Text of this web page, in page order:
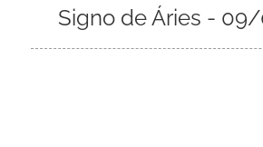
Signo de Áries -